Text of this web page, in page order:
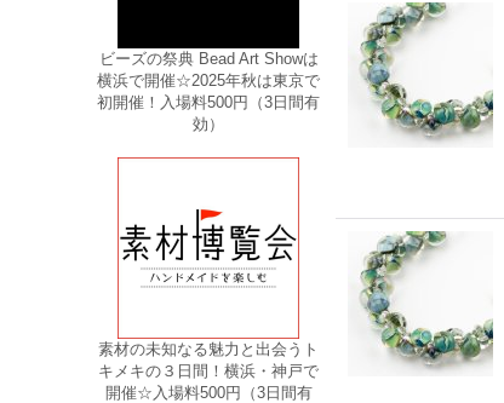
ビーズの祭典 Bead Art Showは
横浜で開催☆2025年秋は東京で
初開催！入場料500円（3日間有
効）
素材の未知なる魅力と出会うト
キメキの３日間！横浜・神戸で
開催☆入場料500円（3日間有